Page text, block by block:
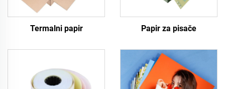
Termalni papir Papir za pisače